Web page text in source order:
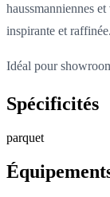
haussmanniennes
inspirante et raffinée.
Idéal pour
Spécificités
parquet